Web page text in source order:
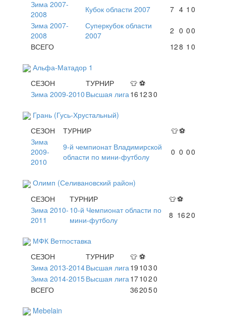
Зима 2007-
2008
Кубок области 2007 7 4 1 0
Зима 2007-
2008
Суперкубок области
2007
2 0 00
ВСЕГО
128 1 0
Альфа-Матадор 1
СЕЗОН
ТУРНИР 👕 ⚽
Зима 2009-2010 Высшая лига 16 1230
Грань (Гусь-Хрустальный)
СЕЗОН
ТУРНИР 👕⚽
Зима
2009-
2010
9-й чемпионат Владимирской
области по мини-футболу
0 0 00
Олимп (Селивановский район)
СЕЗОН
ТУРНИР 👕⚽
Зима 2010-
2011
10-й Чемпионат области по
мини-футболу
8 1620
МФК Ветпоставка
СЕЗОН
ТУРНИР 👕 ⚽
Зима 2013-2014Высшая лига 19 1030
Зима 2014-2015Высшая лига 171020
ВСЕГО
362050
Mebelain